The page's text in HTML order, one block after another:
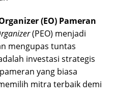
(EO) Pameran
(PEO) menjadi
mengupas tuntas
investasi strategis
yang biasa
mitra terbaik demi